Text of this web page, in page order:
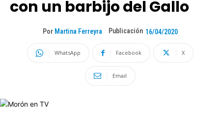
con un barbijo del Gallo
Por Martina Ferreyra Publicación 16/04/2020
WhatsApp Facebook X
Email